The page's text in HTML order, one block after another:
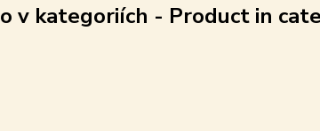
v kategoriích - Product in